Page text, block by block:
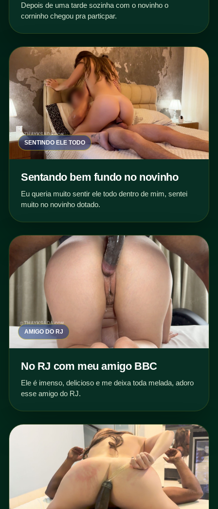
Depois de uma tarde sozinha com o novinho o
corninho chegou pra particpar.
SENTINDO ELE TODO
Sentando bem fundo no novinho
Eu queria muito sentir ele todo dentro de mim, sentei
muito no novinho dotado.
AMIGO DO RJ
No RJ com meu amigo BBC
Ele é imenso, delicioso e me deixa toda melada, adoro
esse amigo do RJ.